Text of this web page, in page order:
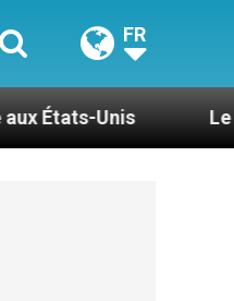
FR
Le pape Léon